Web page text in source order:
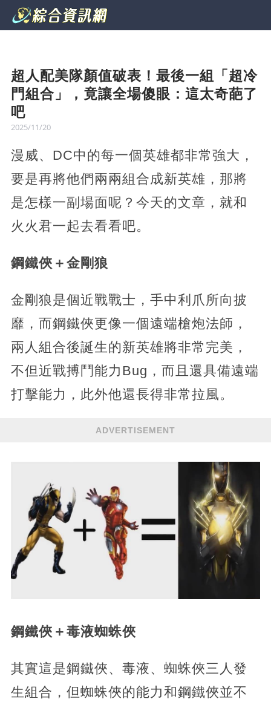
超人配美隊顏值破表！最後一組「超冷
門組合」，竟讓全場傻眼：這太奇葩了
吧
2025/11/20
漫威、DC中的每一個英雄都非常強大，
要是再將他們兩兩組合成新英雄，那將
是怎樣一副場面呢？今天的文章，就和
火火君一起去看看吧。
鋼鐵俠＋金剛狼
金剛狼是個近戰戰士，手中利爪所向披
靡，而鋼鐵俠更像一個遠端槍炮法師，
兩人組合後誕生的新英雄將非常完美，
不但近戰搏鬥能力Bug，而且還具備遠端
打擊能力，此外他還長得非常拉風。
ADVERTISEMENT
鋼鐵俠＋毒液蜘蛛俠
其實這是鋼鐵俠、毒液、蜘蛛俠三人發
生組合，但蜘蛛俠的能力和鋼鐵俠並不